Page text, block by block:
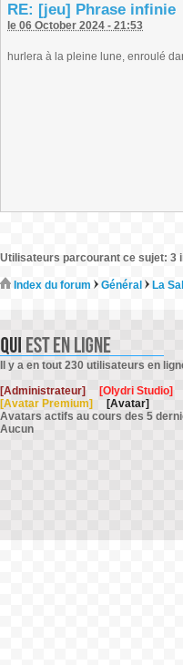
RE: [jeu] Phrase infinie
le 06 October 2024 - 21:53
hurlera à la pleine lune, enroulé
Utilisateurs parcourant ce sujet: 3
Index du forum Général La
Il y a en tout 230 utilisateurs en
[Administrateur]
[Olydri Studio]
[Avatar Premium]
[Avatar]
Avatars actifs au cours des 5
Aucun